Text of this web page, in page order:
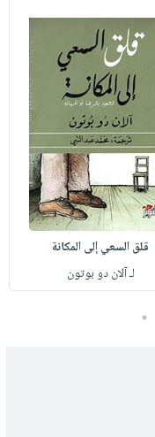
قلق السعي إلى المكانة
لـ آلان دو بوتون
5